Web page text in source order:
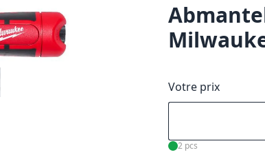
Votre prix
2 pcs